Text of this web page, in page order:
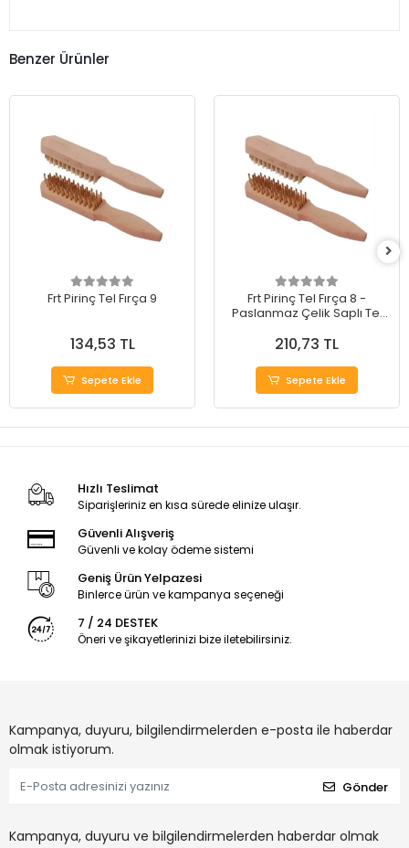
Benzer Ürünler
Frt Pirinç Tel Fırça 9
134,53 TL
Sepete Ekle
Frt Pirinç Tel Fırça 8 -
Paslanmaz Çelik Saplı Tel
210,73 TL
Sepete Ekle
Hızlı Teslimat
Siparişleriniz en kısa sürede elinize ulaşır.
Güvenli Alışveriş
Güvenli ve kolay ödeme sistemi
Geniş Ürün Yelpazesi
Binlerce ürün ve kampanya seçeneği
7 / 24 DESTEK
Öneri ve şikayetlerinizi bize iletebilirsiniz.
Kampanya, duyuru, bilgilendirmelerden e-posta ile haberdar
olmak istiyorum.
Gönder
Kampanya, duyuru ve bilgilendirmelerden haberdar olmak